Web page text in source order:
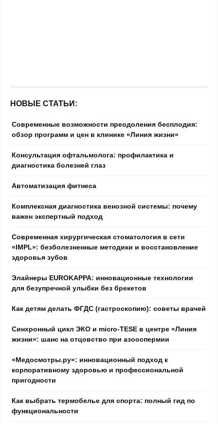
НОВЫЕ СТАТЬИ:
Современные возможности преодоления бесплодия:
обзор программ и цен в клинике «Линия жизни»
Консультация офтальмолога: профилактика и
диагностика болезней глаз
Автоматизация фитнеса
Комплексная диагностика венозной системы: почему
важен экспертный подход
Современная хирургическая стоматология в сети
«IMPL»: безболезненные методики и восстановление
здоровья зубов
Элайнеры EUROKAPPA: инновационные технологии
для безупречной улыбки без брекетов
Как детям делать ФГДС (гастроскопию): советы врачей
Синхронный цикл ЭКО и micro-TESE в центре «Линия
жизни»: шанс на отцовство при азооспермии
«Медосмотры.ру»: инновационный подход к
корпоративному здоровью и профессиональной
пригодности
Как выбрать термобелье для спорта: полный гид по
функциональности